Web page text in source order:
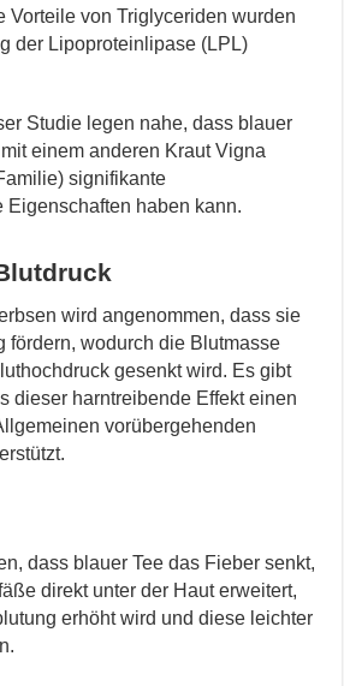
Vorteile von Triglyceriden wurden
der Lipoproteinlipase (LPL)
Studie legen nahe, dass blauer
einem anderen Kraut Vigna
signifikante
Eigenschaften haben kann.
wird angenommen, dass sie
fördern, wodurch die Blutmasse
gesenkt wird. Es gibt
dieser harntreibende Effekt einen
vorübergehenden
dass blauer Tee das Fieber senkt,
direkt unter der Haut erweitert,
erhöht wird und diese leichter